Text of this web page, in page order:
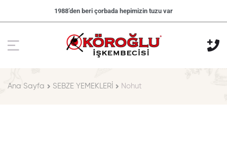
1988’den beri çorbada hepimizin tuzu var
Ana Sayfa SEBZE YEMEKLERİ Nohut